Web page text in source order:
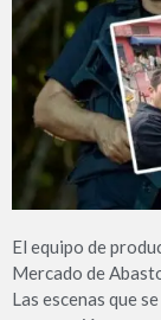
El equipo de
Mercado de
Las escenas que